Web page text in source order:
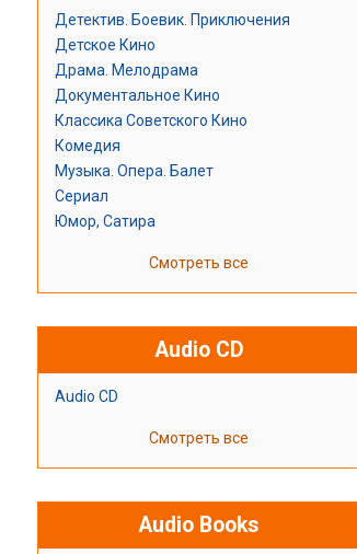
Детектив. Боевик. Приключения
Детское Кино
Драма. Мелодрама
Документальное Кино
Классика Советского Кино
Комедия
Музыка. Опера. Балет
Сериал
Юмор, Сатира
Смотреть все
Audio CD
Audio CD
Смотреть все
Audio Books